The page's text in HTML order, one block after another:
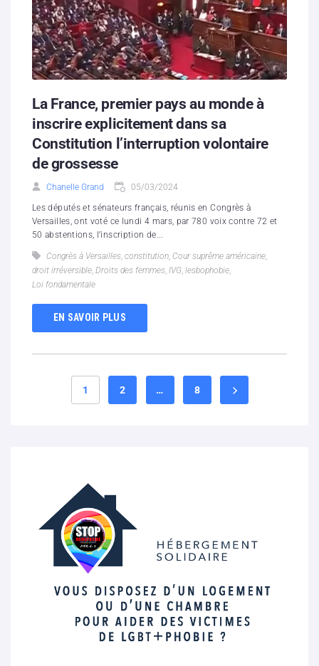
La France, premier pays au monde à
inscrire explicitement dans sa
Constitution l’interruption volontaire
de grossesse
Chanelle Grand 05/03/2024
Les députés et sénateurs français, réunis en Congrès à
Versailles, ont voté ce lundi 4 mars, par 780 voix contre 72 et
50 abstentions, l’inscription de...
Congrès à Versailles, constitution, Cour suprême américaine,
droit irréversible, Droits des femmes, IVG, lesbophobie,
Loi fondamentale
EN SAVOIR PLUS
1 2 … 8